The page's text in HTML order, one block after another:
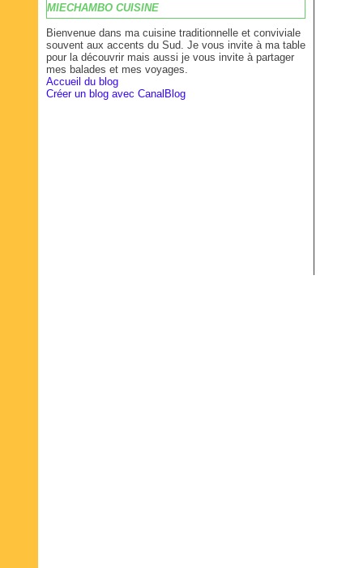
MIECHAMBO CUISINE
Bienvenue dans ma cuisine traditionnelle et conviviale
souvent aux accents du Sud. Je vous invite à ma table
pour la découvrir mais aussi je vous invite à partager
mes balades et mes voyages.
Accueil du blog
Créer un blog avec CanalBlog